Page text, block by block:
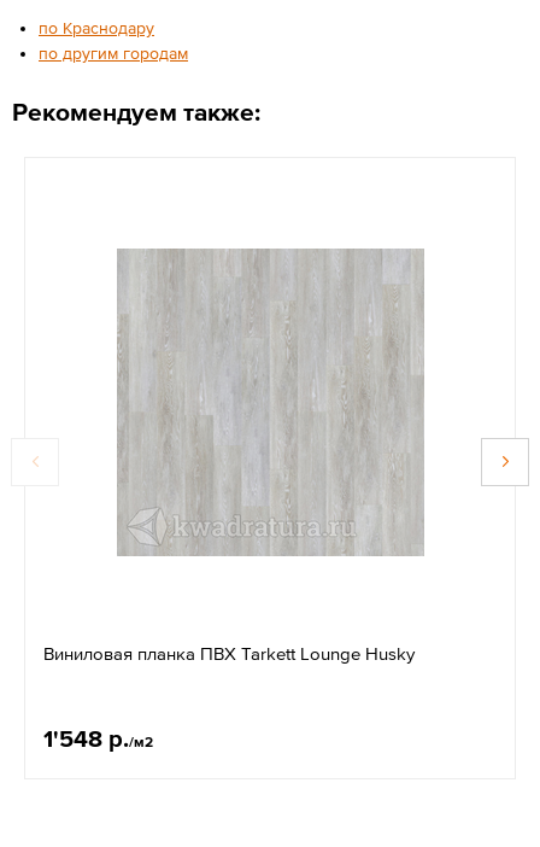
по Краснодару
по другим городам
Рекомендуем также:
Виниловая планка ПВХ Tarkett Lounge Husky
1'548 р./м2